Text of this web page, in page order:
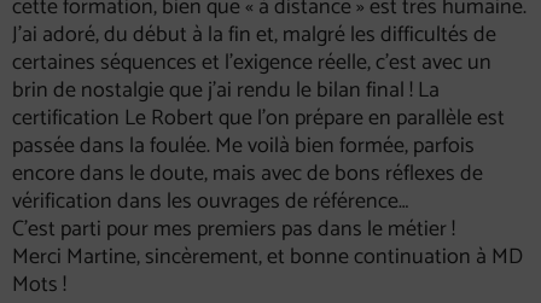
cette formation, bien que « à distance » est très humaine.
J’ai adoré, du début à la fin et, malgré les difficultés de
certaines séquences et l’exigence réelle, c’est avec un
brin de nostalgie que j’ai rendu le bilan final ! La
certification Le Robert que l’on prépare en parallèle est
passée dans la foulée. Me voilà bien formée, parfois
encore dans le doute, mais avec de bons réflexes de
vérification dans les ouvrages de référence…
C’est parti pour mes premiers pas dans le métier !
Merci Martine, sincèrement, et bonne continuation à MD
Mots !